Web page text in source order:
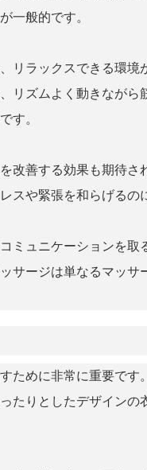
一般的です。
リラックスできる環
ズムよく動きなが
す。
改善する効果も期待
スや緊張を和らげるの
ュニケーションを
サージは単なるマッ
めに非常に重要で
たりとしたデザイン